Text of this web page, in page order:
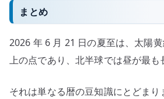
まとめ
2026 年 6 月 21 日の夏至は、太陽
上の点であり、北半球では昼が最も
それは単なる暦の豆知識にとどまり